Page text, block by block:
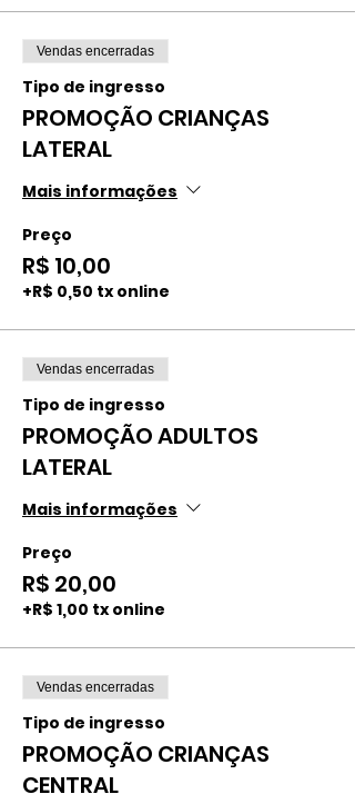
Vendas encerradas
Tipo de ingresso
PROMOÇÃO CRIANÇAS
LATERAL
Mais informações
Preço
R$ 10,00
+R$ 0,50 tx online
Vendas encerradas
Tipo de ingresso
PROMOÇÃO ADULTOS
LATERAL
Mais informações
Preço
R$ 20,00
+R$ 1,00 tx online
Vendas encerradas
Tipo de ingresso
PROMOÇÃO CRIANÇAS
CENTRAL